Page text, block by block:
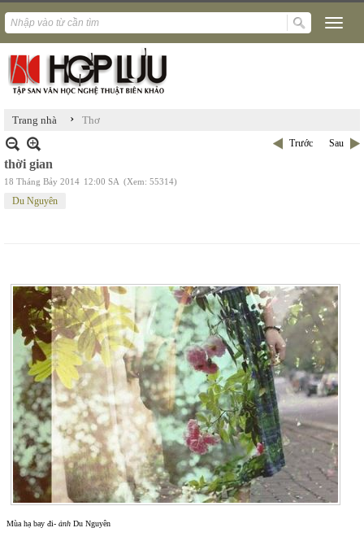
Trang nhà › Thơ
Trước Sau
thời gian
18 Tháng Bảy 2014 12:00 SA (Xem: 55314)
Du Nguyên
Mùa hạ bay đi- ảnh Du Nguyên